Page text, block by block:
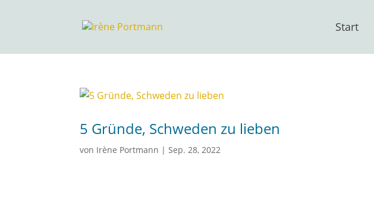
Start
5 Gründe, Schweden zu lieben
von Irène Portmann |Sep. 28, 2022